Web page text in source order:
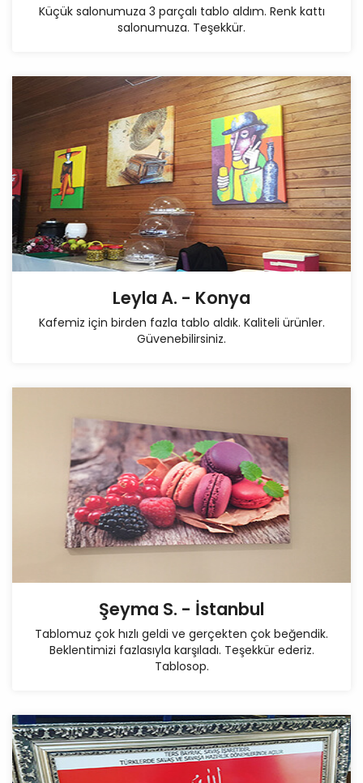
Küçük salonumuza 3 parçalı tablo aldım. Renk kattı
salonumuza. Teşekkür.
Leyla A. - Konya
Kafemiz için birden fazla tablo aldık. Kaliteli ürünler.
Güvenebilirsiniz.
Şeyma S. - İstanbul
Tablomuz çok hızlı geldi ve gerçekten çok beğendik.
Beklentimizi fazlasıyla karşıladı. Teşekkür ederiz.
Tablosop.